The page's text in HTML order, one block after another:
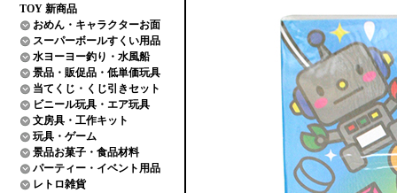
TOY 新商品
おめん・キャラクターお面
スーパーボールすくい用品
水ヨーヨー釣り・水風船
景品・販促品・低単価玩具
当てくじ・くじ引きセット
ビニール玩具・エア玩具
文房具・工作キット
玩具・ゲーム
景品お菓子・食品材料
パーティー・イベント用品
レトロ雑貨